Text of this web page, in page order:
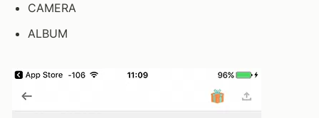
CAMERA
ALBUM